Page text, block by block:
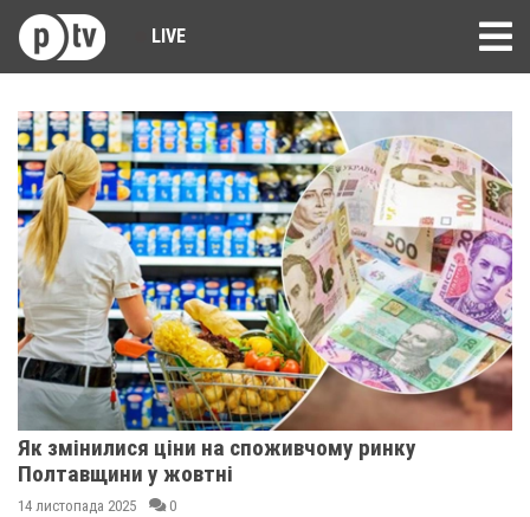
LIVE
Як змінилися ціни на споживчому ринку
Полтавщини у жовтні
14 листопада 2025 0